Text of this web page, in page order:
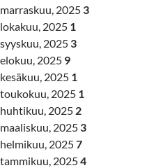
marraskuu, 2025 3
lokakuu, 2025 1
syyskuu, 2025 3
elokuu, 2025 9
kesäkuu, 2025 1
toukokuu, 2025 1
huhtikuu, 2025 2
maaliskuu, 2025 3
helmikuu, 20257
tammikuu, 20254